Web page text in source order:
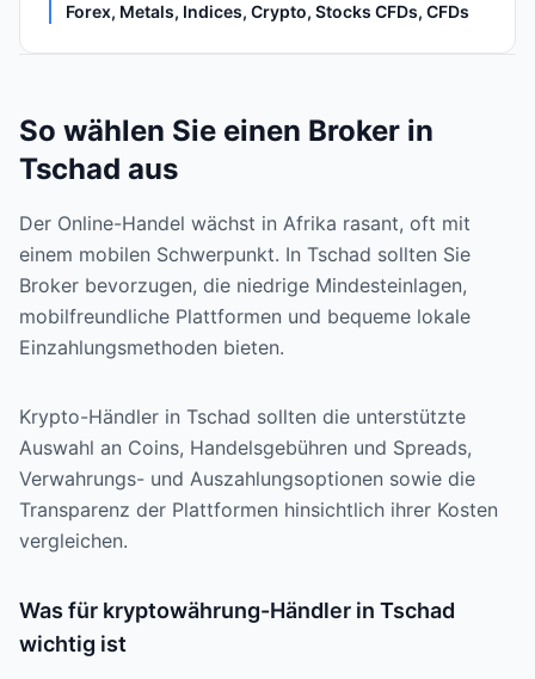
Forex, Metals, Indices, Crypto, Stocks CFDs, CFDs
So wählen Sie einen Broker in
Tschad aus
Der Online-Handel wächst in Afrika rasant, oft mit
einem mobilen Schwerpunkt. In Tschad sollten Sie
Broker bevorzugen, die niedrige Mindesteinlagen,
mobilfreundliche Plattformen und bequeme lokale
Einzahlungsmethoden bieten.
Krypto-Händler in Tschad sollten die unterstützte
Auswahl an Coins, Handelsgebühren und Spreads,
Verwahrungs- und Auszahlungsoptionen sowie die
Transparenz der Plattformen hinsichtlich ihrer Kosten
vergleichen.
Was für kryptowährung-Händler in Tschad
wichtig ist